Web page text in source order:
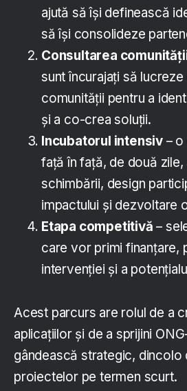
ajută să își definească
să își consolideze
Consultarea
sunt încurajați să
comunității pentru a
și a co-crea soluții.
Incubatorul intensiv –
față în față, de două
schimbării, design
impactului și dezvoltare
Etapa competitivă –
care vor primi finanțare,
intervenției și a
Acest parcurs are rolul de a
aplicațiilor și de a sprijini
gândească strategic, dincolo
proiectelor pe termen scurt.